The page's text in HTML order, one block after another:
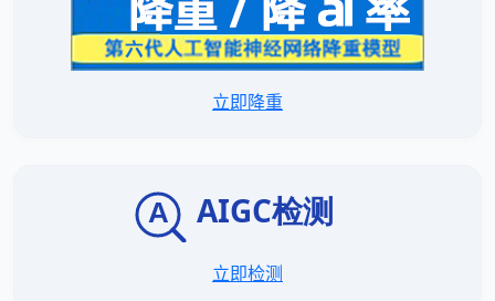
立即降重
立即检测